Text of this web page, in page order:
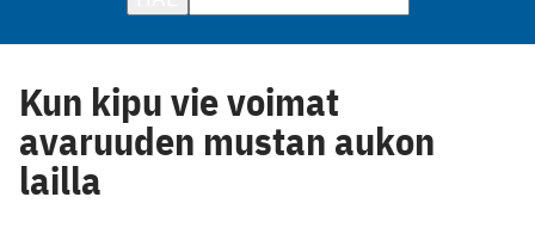
Kun kipu vie voimat
avaruuden mustan aukon
lailla